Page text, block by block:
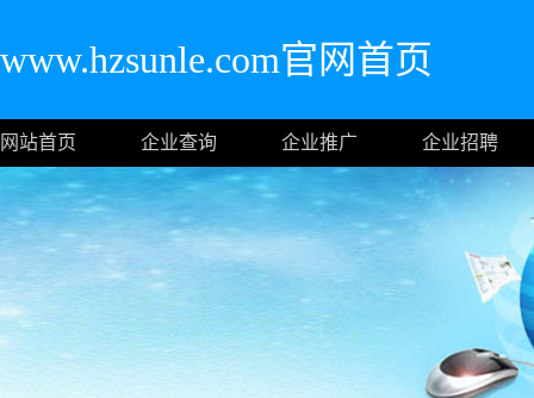
www.hzsunle.com官网首页
网站首页 企业查询 企业推广 企业招聘